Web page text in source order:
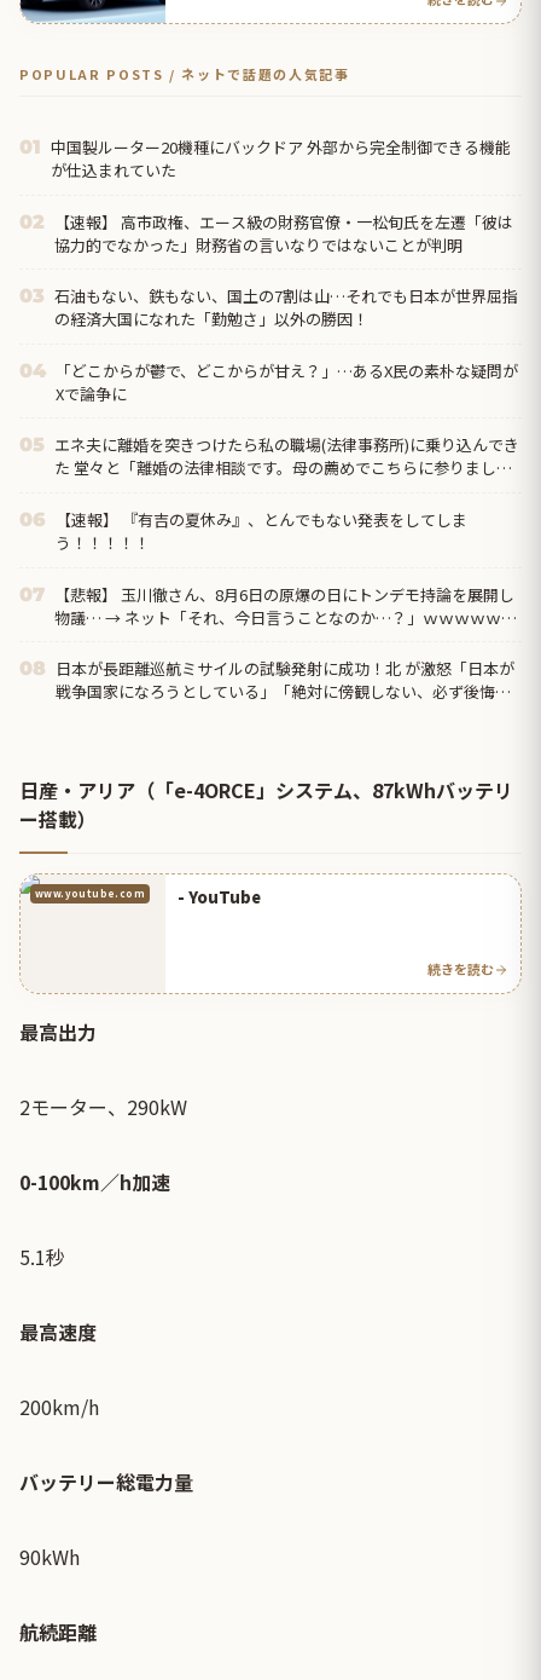
POPULAR POSTS / ネットで話題の人気記事
01 中国製ルーター20機種にバックドア 外部から完全制御できる機能
が仕込まれていた
02
【速報】 高市政権、エース級の財務官僚・一松旬氏を左遷「彼は
協力的でなかった」財務省の言いなりではないことが判明
03 石油もない、鉄もない、国土の7割は山…それでも日本が世界屈指
の経済大国になれた「勤勉さ」以外の勝因！
04
「どこからが鬱で、どこからが甘え？」…あるX民の素朴な疑問が
Xで論争に
05 エネ夫に離婚を突きつけたら私の職場(法律事務所)に乗り込んでき
た 堂々と「離婚の法律相談です。母の薦めでこちらに参りまし
06
【速報】 『有吉の夏休み』、とんでもない発表をしてしま
う！！！！！
07
【悲報】 玉川徹さん、8月6日の原爆の日にトンデモ持論を展開し
物議… → ネット「それ、今日言うことなのか…？」ｗｗｗｗｗｗ
08
日本が長距離巡航ミサイルの試験発射に成功！北 が激怒「日本が
戦争国家になろうとしている」「絶対に傍観しない、必ず後悔さ
日産・アリア（「e-4ORCE」システム、87kWhバッテリ
ー搭載）
www.youtube.com - YouTube
続きを読む
最高出力
2モーター、290kW
0-100km／h加速
5.1秒
最高速度
200km/h
バッテリー総電力量
90kWh
航続距離